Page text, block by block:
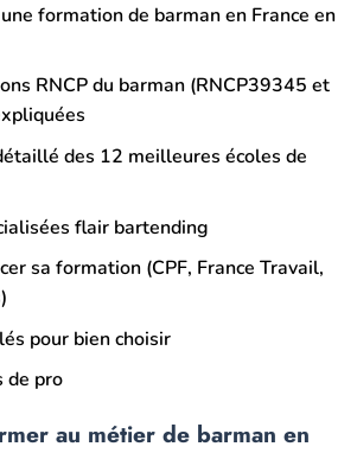
formation de barman en France en
RNCP du barman (RNCP39345 et
des 12 meilleures écoles de
flair bartending
sa formation (CPF, France Travail,
pour bien choisir
de pro
au métier de barman en